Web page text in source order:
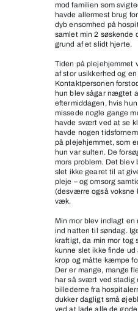
mod familien som
havde allermest brug
dyb ensomhed på
samlet min 2 søskende
grund af et slidt hjerte.
Tiden på plejehjemmet
af stor usikkerhed og
Kontaktpersonen
hun blev sågar nægtet
eftermiddagen, hvis
missede nogle gange
havde svært ved at se
havde nogen
på plejehjemmet, som
hun var sulten. De
mors problem. Det blev
slet ikke gearet til at
pleje – og omsorg
(desværre også voksne
væk.
Min mor blev indlagt en
ind natten til søndag.
kraftigt, da min mor
kunne slet ikke finde
krop og måtte kæmpe
Der er mange, mange
har så svært ved stadig
billederne fra
dukker dagligt små
ved at lade alle de